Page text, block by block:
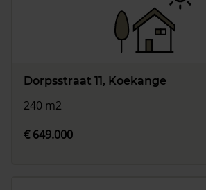
Dorpsstraat 11, Koekange
240 m2
€ 649.000